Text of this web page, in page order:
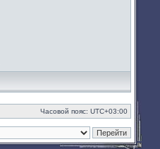
Часовой пояс: UTC+03:00